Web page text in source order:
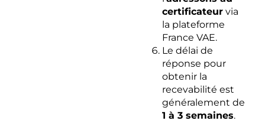
certificateur via
la plateforme
France VAE.​
Le délai de
réponse pour
obtenir la
recevabilité est
généralement de
1 à 3 semaines.